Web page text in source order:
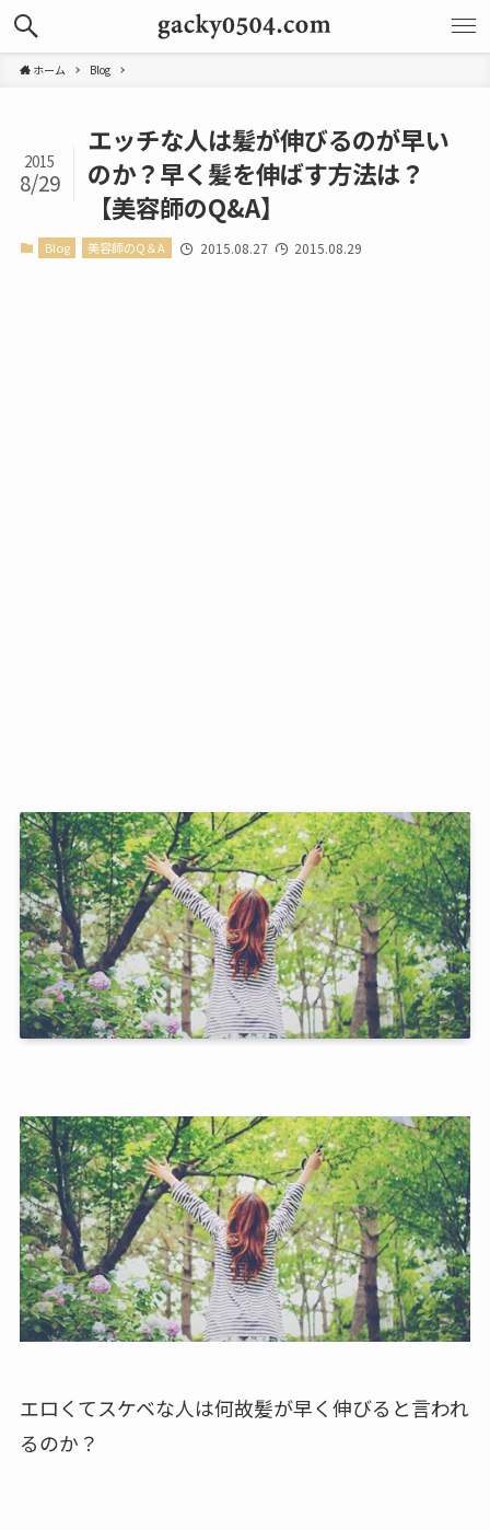
ホーム Blog
エッチな人は髪が伸びるのが早い
のか？早く髪を伸ばす方法は？
【美容師のQ&A】
2015
8/29
Blog 美容師のQ＆A 2015.08.27 2015.08.29
エロくてスケベな人は何故髪が早く伸びると言われ
るのか？